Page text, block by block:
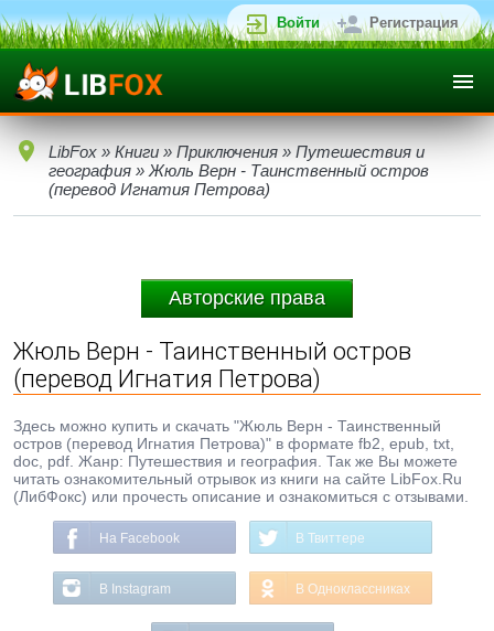
Войти Регистрация
LibFox » Книги » Приключения » Путешествия и
география » Жюль Верн - Таинственный остров
(перевод Игнатия Петрова)
Авторские права
Жюль Верн - Таинственный остров
(перевод Игнатия Петрова)
Здесь можно купить и скачать "Жюль Верн - Таинственный
остров (перевод Игнатия Петрова)" в формате fb2, epub, txt,
doc, pdf. Жанр: Путешествия и география. Так же Вы можете
читать ознакомительный отрывок из книги на сайте LibFox.Ru
(ЛибФокс) или прочесть описание и ознакомиться с отзывами.
На Facebook В Твиттере
В Instagram В Одноклассниках